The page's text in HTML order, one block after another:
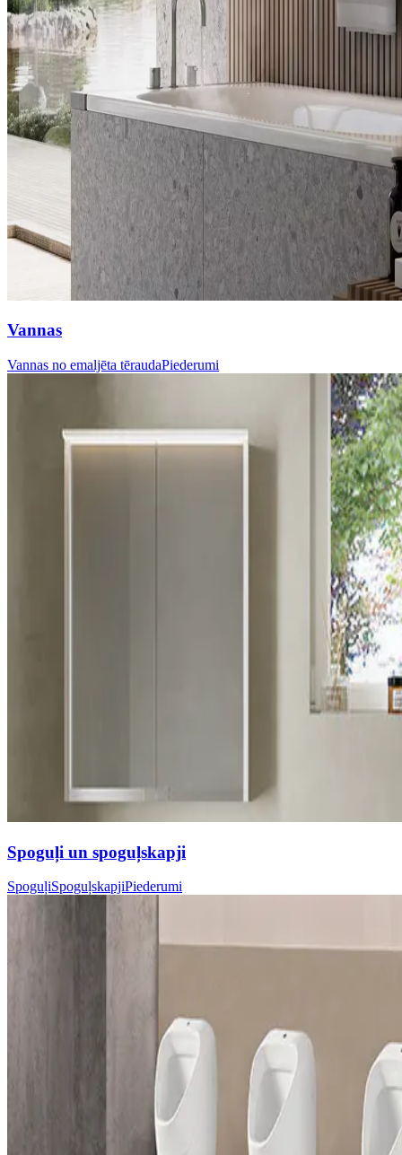
Vannas
Vannas no emaljēta tēraudaPiederumi
Spoguļi un spoguļskapji
SpoguļiSpoguļskapjiPiederumi